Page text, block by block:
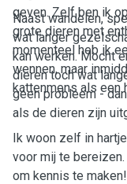
geven. Zelf ben ik
grote dieren met
momenteel heb ik
wennen, maar
kattenmens als een
Naast wandelen,
wat langer
kan werken. Mocht
dieren toch wat
geen probleem -
als de dieren zijn
Ik woon zelf in
voor mij te
om kennis te maken!